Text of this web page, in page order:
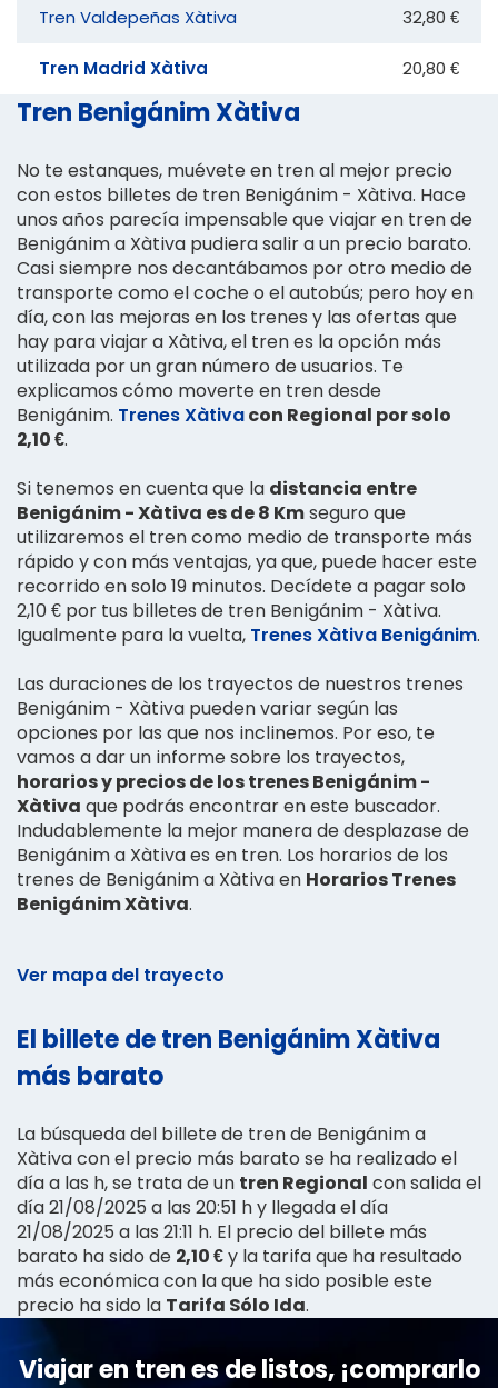
Tren Valdepeñas Xàtiva 32,80 €
Tren Madrid Xàtiva 20,80 €
Tren Benigánim Xàtiva
No te estanques, muévete en tren al mejor precio
con estos billetes de tren Benigánim - Xàtiva. Hace
unos años parecía impensable que viajar en tren de
Benigánim a Xàtiva pudiera salir a un precio barato.
Casi siempre nos decantábamos por otro medio de
transporte como el coche o el autobús; pero hoy en
día, con las mejoras en los trenes y las ofertas que
hay para viajar a Xàtiva, el tren es la opción más
utilizada por un gran número de usuarios. Te
explicamos cómo moverte en tren desde
Benigánim. Trenes Xàtivacon Regional por solo
2,10 €.
Si tenemos en cuenta que la distancia entre
Benigánim - Xàtiva es de 8 Kmseguro que
utilizaremos el tren como medio de transporte más
rápido y con más ventajas, ya que, puede hacer este
recorrido en solo 19 minutos. Decídete a pagar solo
2,10 € por tus billetes de tren Benigánim - Xàtiva.
Igualmente para la vuelta, Trenes Xàtiva Benigánim.
Las duraciones de los trayectos de nuestros trenes
Benigánim - Xàtiva pueden variar según las
opciones por las que nos inclinemos. Por eso, te
vamos a dar un informe sobre los trayectos,
horarios y precios de los trenes Benigánim -
Xàtiva que podrás encontrar en este buscador.
Indudablemente la mejor manera de desplazase de
Benigánim a Xàtiva es en tren. Los horarios de los
trenes de Benigánim a Xàtiva en Horarios Trenes
Benigánim Xàtiva.
Ver mapa del trayecto
El billete de tren Benigánim Xàtiva
más barato
La búsqueda del billete de tren de Benigánim a
Xàtiva con el precio más barato se ha realizado el
día a las h, se trata de un tren Regional con salida el
día 21/08/2025 a las 20:51 h y llegada el día
21/08/2025 a las 21:11 h. El precio del billete más
barato ha sido de 2,10 €y la tarifa que ha resultado
más económica con la que ha sido posible este
precio ha sido la Tarifa Sólo Ida.
Viajar en tren es de listos, ¡comprarlo